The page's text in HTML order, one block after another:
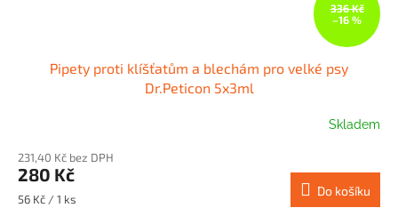
336 Kč
–16 %
Pipety proti klíšťatům a blechám pro velké psy
Dr.Peticon 5x3ml
Skladem
231,40 Kč bez DPH
280 Kč
Měrná
56 Kč / 1 ks
Do košíku